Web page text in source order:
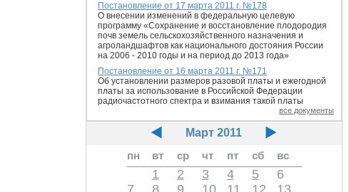
Постановление от 17 марта 2011 г. №178
О внесении изменений в федеральную целевую
программу «Сохранение и восстановление плодородия
почв земель сельскохозяйственного назначения и
агроландшафтов как национального достояния России
на 2006 - 2010 годы и на период до 2013 года»
Постановление от 16 марта 2011 г. №171
Об установлении размеров разовой платы и ежегодной
платы за использование в Российской Федерации
радиочастотного спектра и взимания такой платы
все документы
Март 2011
пн
вт ср чт пт сб вс
1 2 3 4 5
6
7
8 9 10 11 12 13